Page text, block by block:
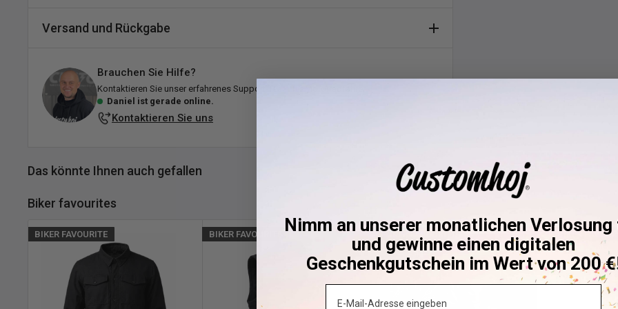
Dieses Produkt hat noch keine Bewertungen erhalten
Versand und Rückgabe
Alle Bestellungen werden von unserem Lager in Falkenberg, Schweden, versandt. Wir
bemühen uns, sie schnell zu versenden!
Erklärung zum Lagerbestand:
Lieferung erfolgt in der Regel 1–3 Werktage nach Versand, je
nach Ihrem
Derzeit bei Customhoj nicht vorrätig, aber wir erwarten, dass es bald
wieder verfügbar ist! Bitte zögern Sie nicht,uns kontaktieren, um Informationen
darüber zu erhalten, wann das Produkt wieder verfügbar sein wird.
Wenn ein Produkt mehrere Varianten hat (z. B. Größen oder Farben), wird der
Lagerbestand automatisch aktualisiert, sobald Sie Ihre Option auswählen.
Brauchen Sie Hilfe?
Kontaktieren Sie unser erfahrenes Support-Team für Motorradfahrer
Daniel ist gerade online.
Kontaktieren Sie uns
Das könnte Ihnen auch gefallen
Biker favourites
BIKER FAVOURITE BIKER FAVOURITE BIKER FAVOURITE BIKER
Nimm an unserer monatlichen
und gewinne einen digitalen
Geschenkgutschein im Wert von 200